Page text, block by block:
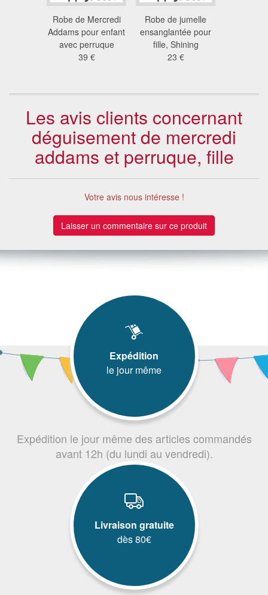
Robe de Mercredi
Addams pour enfant
avec perruque
39 €
Robe de jumelle
ensanglantée pour
fille, Shining
23 €
Les avis clients concernant
déguisement de mercredi
addams et perruque, fille
Votre avis nous intéresse !
Laisser un commentaire sur ce produit
Expédition
le jour même
Expédition le jour même des articles commandés
avant 12h (du lundi au vendredi).
Livraison gratuite
dès 80€